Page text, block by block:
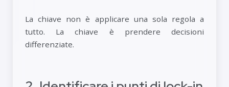
La chiave non è applicare una sola regola a
tutto. La chiave è prendere decisioni
differenziate.